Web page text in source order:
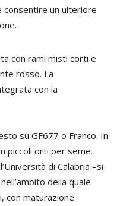
consentire un ulteriore
con rami misti corti e
rosso. La
con la
su GF677 o Franco. In
piccoli orti per seme.
di Calabria –si
della quale
con maturazione